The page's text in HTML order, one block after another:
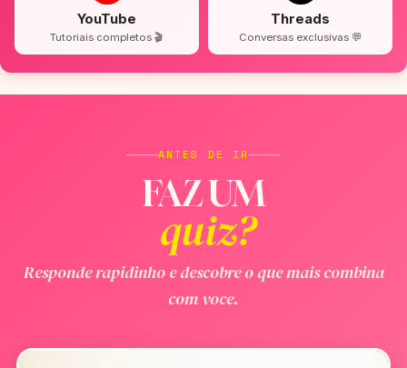
YouTube
Tutoriais completos 🎬
Threads
Conversas exclusivas 💬
ANTES DE IR
FAZ UM
quiz?
Responde rapidinho e descobre o que mais combina
com voce.